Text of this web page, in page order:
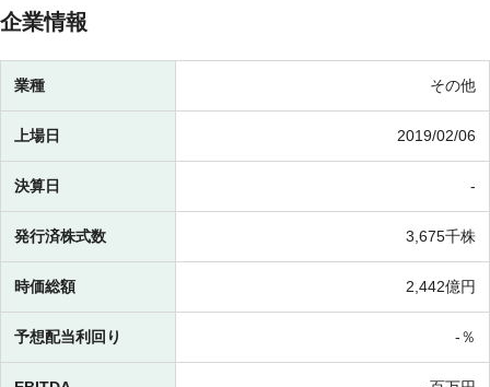
企業情報
業種 その他
上場日 2019/02/06
決算日 -
発行済株式数 3,675千株
時価総額 2,442億円
予想配当利回り -％